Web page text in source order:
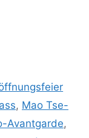
, Mao Tse-
Avantgarde,